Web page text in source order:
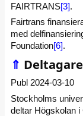
FAIRTRANS[3].
Fairtrans
med
Foundation[6].
⇑ Deltagare
Publ 2024-03-10
Stockholms
deltar Högskolan